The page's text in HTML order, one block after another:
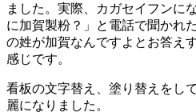
ました。実際、カガセイフンに
に加賀製粉？」と電話で聞かれ
の姓が加賀なんですよとお答え
感じです。
看板の文字替え、塗り替えをし
麗になりました。